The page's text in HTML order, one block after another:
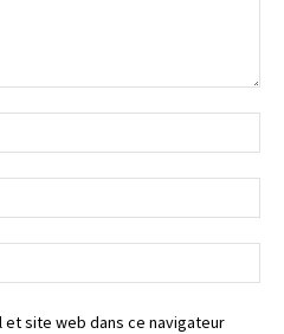
:*
:*
:
et site web dans ce navigateur